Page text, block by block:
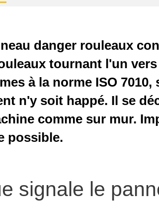
danger rouleaux
tournant l'un
à la norme ISO
n'y soit happé. Il se
comme sur mur.
possible.
signale le